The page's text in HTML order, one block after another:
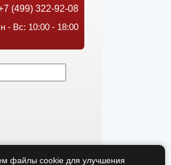
(499) 322-92-08
- Вс: 10:00 - 18:00
файлы cookie для улучшения